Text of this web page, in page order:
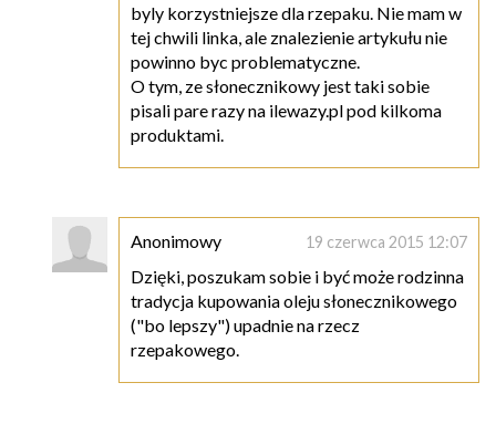
byly korzystniejsze dla rzepaku. Nie mam w
tej chwili linka, ale znalezienie artykułu nie
powinno byc problematyczne.
O tym, ze słonecznikowy jest taki sobie
pisali pare razy na ilewazy.pl pod kilkoma
produktami.
Anonimowy 19 czerwca 2015 12:07
Dzięki, poszukam sobie i być może rodzinna
tradycja kupowania oleju słonecznikowego
("bo lepszy") upadnie na rzecz
rzepakowego.